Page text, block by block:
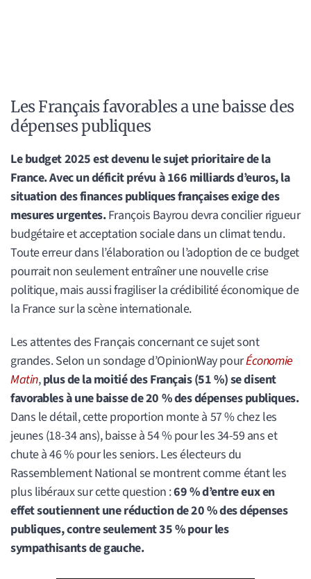
Les Français favorables a une baisse des
dépenses publiques
Le budget 2025 est devenu le sujet prioritaire de la
France. Avec un déficit prévu à 166 milliards d’euros, la
situation des finances publiques françaises exige des
mesures urgentes.François Bayrou devra concilier rigueur
budgétaire et acceptation sociale dans un climat tendu.
Toute erreur dans l’élaboration ou l’adoption de ce budget
pourrait non seulement entraîner une nouvelle crise
politique, mais aussi fragiliser la crédibilité économique de
la France sur la scène internationale.
Les attentes des Français concernant ce sujet sont
grandes. Selon un sondage d’OpinionWay pourÉconomie
Matin,plus de la moitié des Français (51 %) se disent
favorables à une baisse de 20 % des dépenses publiques.
Dans le détail, cette proportion monte à 57 % chez les
jeunes (18-34 ans), baisse à 54 % pour les 34-59 ans et
chute à 46 % pour les seniors. Les électeurs du
Rassemblement National se montrent comme étant les
plus libéraux sur cette question :69 % d’entre eux en
effet soutiennent une réduction de 20 % des dépenses
publiques, contre seulement 35 % pour les
sympathisants de gauche.